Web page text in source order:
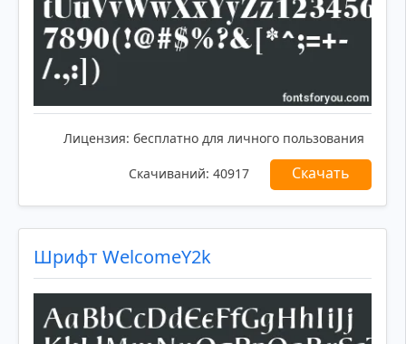
Лицензия: бесплатно для личного пользования
Скачиваний: 40917 Скачать
Шрифт WelcomeY2k